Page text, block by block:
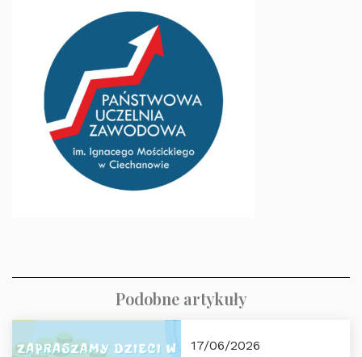
Podobne artykuły
17/06/2026